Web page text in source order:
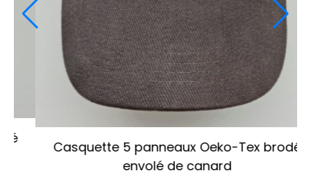
Casquette 5 panneaux
du
22,00